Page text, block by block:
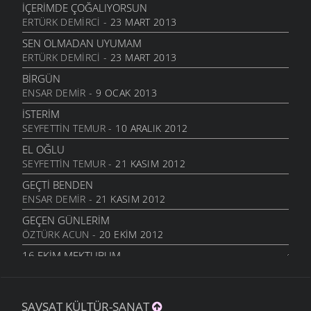
SARI KIZ
16 TEMMUZ 2011
GELIN CANLAR
3 TEMMUZ 2011
ARTVINIM II
29 HAZIRAN 2011
İNANMIŞTIN
26 HAZIRAN 2011
MANILER
10 HAZIRAN 2011
SÜRDÜM ATIMI
3 HAZIRAN 2011
ARKADAŞ
1 HAZIRAN 2011
BIZIM ORDA ESKIDEN
İÇERIMDE ÇOĞALIYORSUN
ERTÜRK DEMIRCI - 23 MART 2013
SEN OLMADAN UYUMAM
ERTÜRK DEMIRCI - 23 MART 2013
BIRGÜN
ENSAR DEMIR - 9 OCAK 2013
İSTERIM
SEYFETTIN TEMUR- 10 ARALIK 2012
EL OĞLU
SEYFETTIN TEMUR- 21 KASIM 2012
GEÇTI BENDEN
ENSAR DEMIR - 21 KASIM 2012
GEÇEN GÜNLERIM
ÖZTÜRK ACUN - 20 EKIM 2012
16.EKIM MEKTUBUM
KIBAR ALTUNAL- 5 EKIM 2012
ŞAVŞAT KÜLTÜR-SANAT